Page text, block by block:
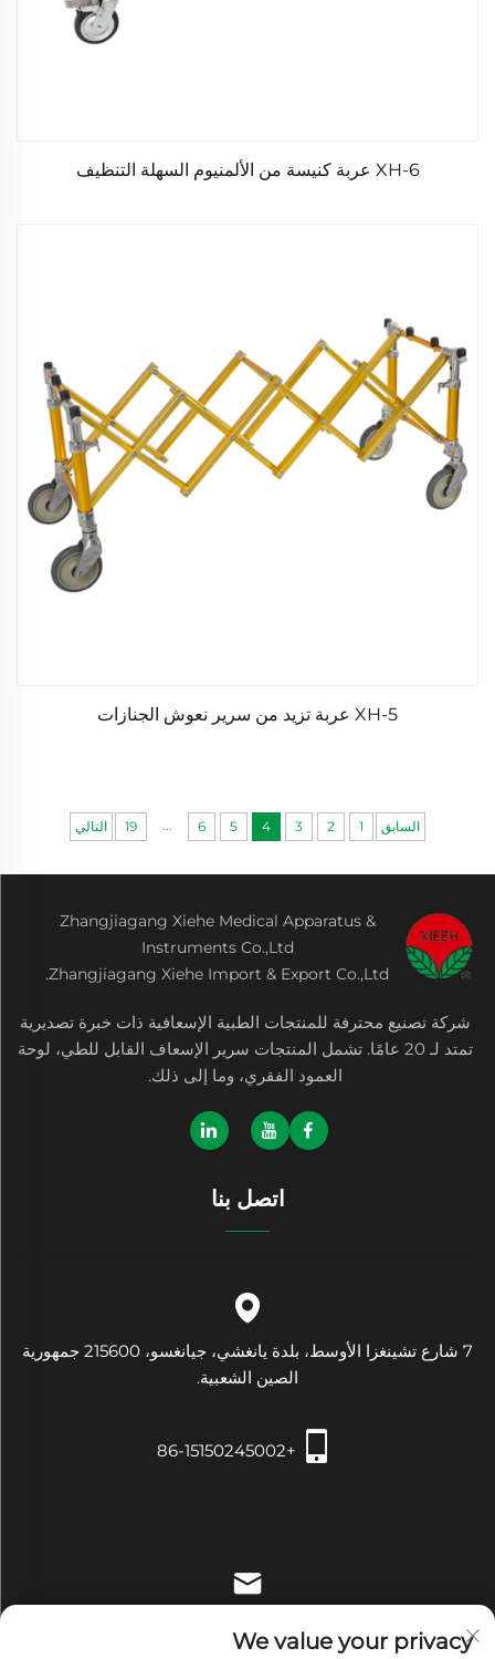
XH-6 عربة كنيسة من الألمنيوم السهلة التنظيف
XH-5 عربة تزيد من سرير نعوش الجنازات
السابق 1
2
3
4
5
6
...
19 التالي
Zhangjiagang Xiehe Medical Apparatus &
Instruments Co.,Ltd
Zhangjiagang Xiehe Import & Export Co.,Ltd.
شركة تصنيع محترفة للمنتجات الطبية الإسعافية ذات خبرة تصديرية
تمتد لـ 20 عامًا. تشمل المنتجات سرير الإسعاف القابل للطي، لوحة
العمود الفقري، وما إلى ذلك.
اتصل بنا
7 شارع تشينغزا الأوسط، بلدة يانغشي، جيانغسو، 215600 جمهورية
الصين الشعبية.
+86-15150245002
We value your privacy